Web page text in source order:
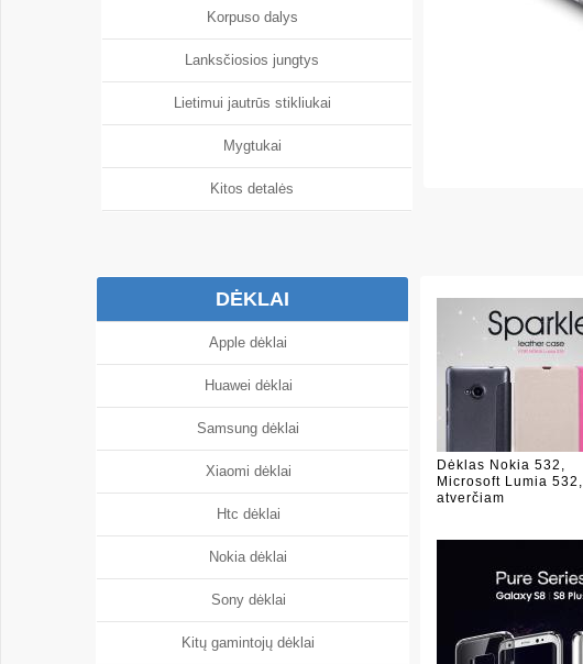
Korpuso dalys
Lanksčiosios jungtys
Lietimui jautrūs stikliukai
Mygtukai
Kitos detalės
DĖKLAI
Apple dėklai
Huawei dėklai
Samsung dėklai
Xiaomi dėklai
Htc dėklai
Nokia dėklai
Sony dėklai
Kitų gamintojų dėklai
Dėklas Nokia 532,
Microsoft Lumia 532,
atverčiam